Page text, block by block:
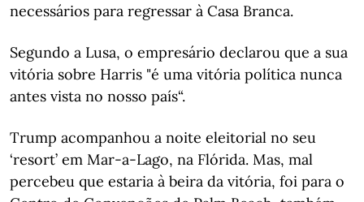
necessários para regressar à Casa Branca.
Segundo a Lusa, o empresário declarou que a sua
vitória sobre Harris "é uma vitória política nunca
antes vista no nosso país“.
Trump acompanhou a noite eleitorial no seu
‘resort’ em Mar-a-Lago, na Flórida. Mas, mal
percebeu que estaria à beira da vitória, foi para o